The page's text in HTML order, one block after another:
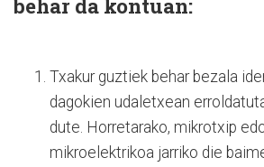
behar da kontuan:
Txakur guztiek behar bezala
dagokien udaletxean
dute. Horretarako, mikrotxip
mikroelektrikoa jarriko die